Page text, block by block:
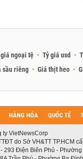
ngoại tệ Tỷ giá usd
sầu riêng Giá thịt heo
HÀNG HÓA QUỐC TẾ
ty VietNewsCorp
do Sở VH&TT TP.HCM
293 Điện Biên Phủ - Phường